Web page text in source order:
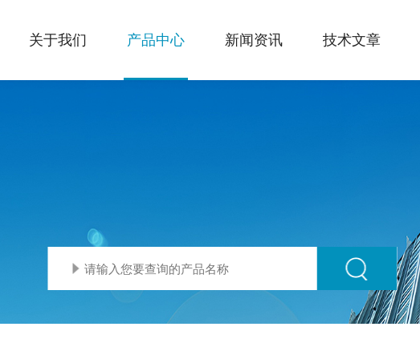
关于我们 产品中心 新闻资讯 技术文章